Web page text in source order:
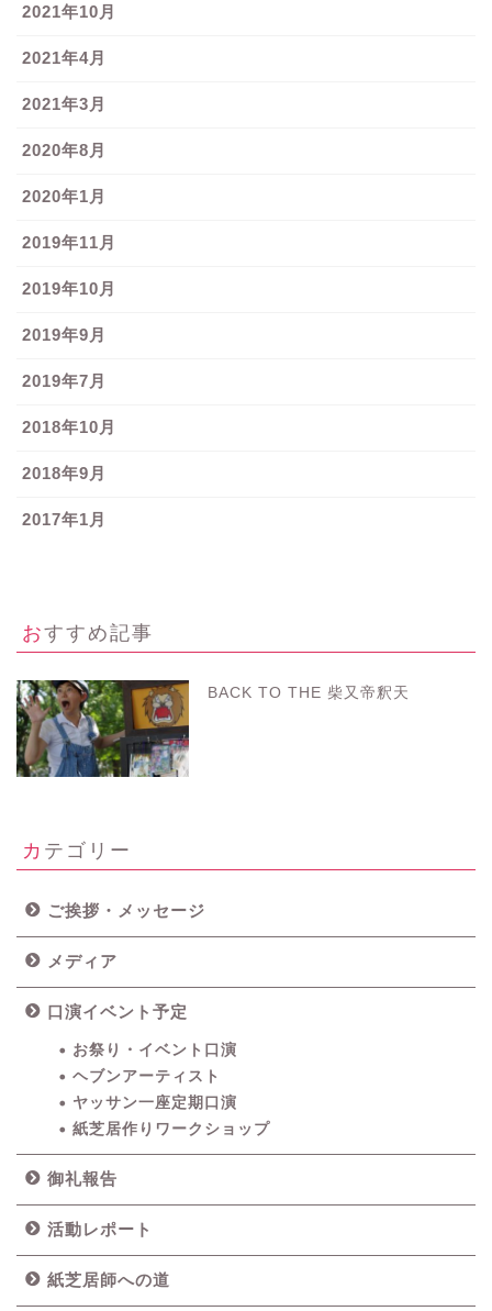
2021年10月
2021年4月
2021年3月
2020年8月
2020年1月
2019年11月
2019年10月
2019年9月
2019年7月
2018年10月
2018年9月
2017年1月
おすすめ記事
BACK TO THE 柴又帝釈天
カテゴリー
ご挨拶・メッセージ
メディア
口演イベント予定
お祭り・イベント口演
ヘブンアーティスト
ヤッサン一座定期口演
紙芝居作りワークショップ
御礼報告
活動レポート
紙芝居師への道